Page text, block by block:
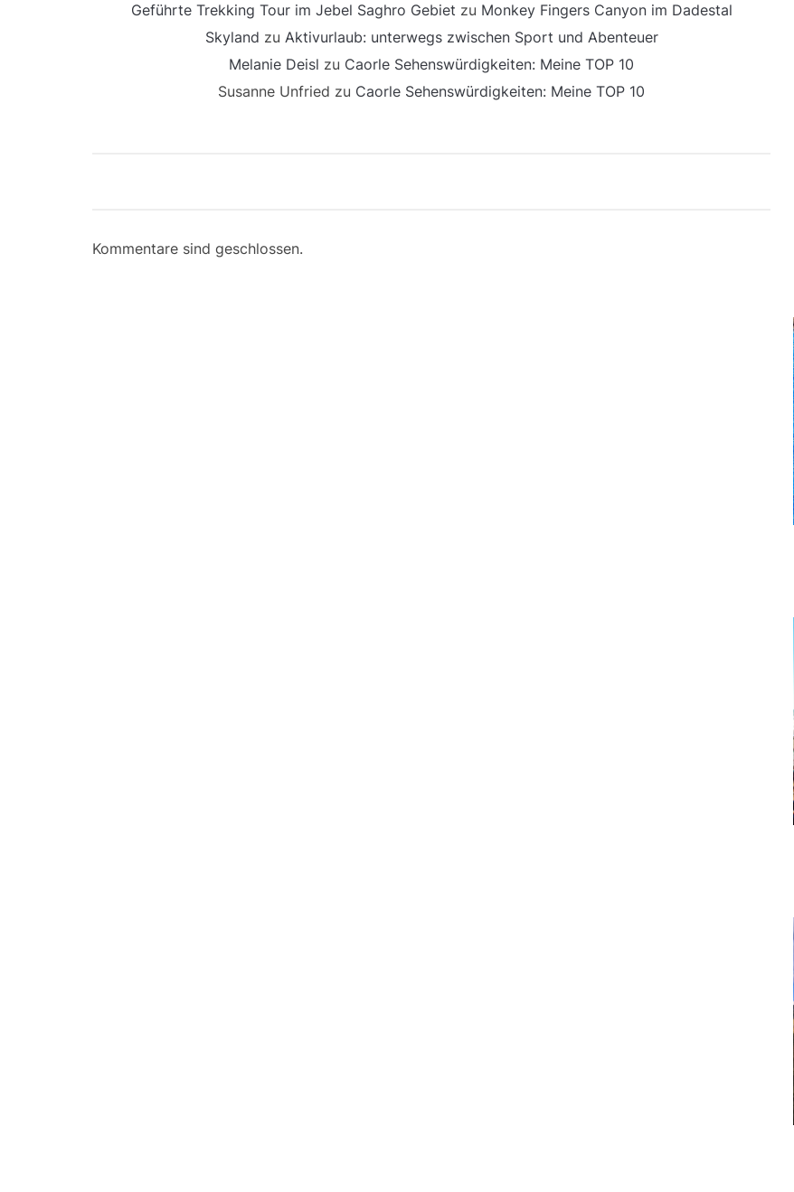
Geführte Trekking Tour im Jebel Saghro Gebiet zu Monkey Fingers Canyon im Dadestal
Skyland zu Aktivurlaub: unterwegs zwischen Sport und Abenteuer
Melanie Deisl zu Caorle Sehenswürdigkeiten: Meine TOP 10
Susanne Unfried zu Caorle Sehenswürdigkeiten: Meine TOP 10
Kommentare sind geschlossen.